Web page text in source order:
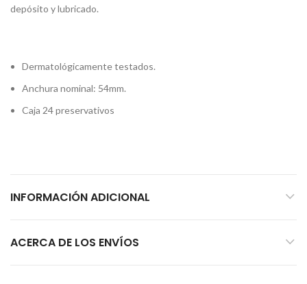
depósito y lubricado.
Dermatológicamente testados.
Anchura nominal: 54mm.
Caja 24 preservativos
INFORMACIÓN ADICIONAL
ACERCA DE LOS ENVÍOS